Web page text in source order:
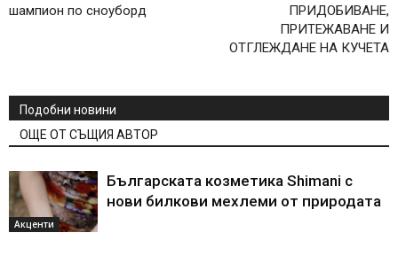
шампион по сноуборд
ПРИДОБИВАНЕ,
ПРИТЕЖАВАНЕ И
ОТГЛЕЖДАНЕ НА КУЧЕТА
Подобни новини
ОЩЕ ОТ СЪЩИЯ АВТОР
Акценти
Българската козметика Shimani с
нови билкови мехлеми от природата